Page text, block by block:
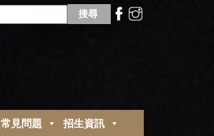
常見問題 招生資訊